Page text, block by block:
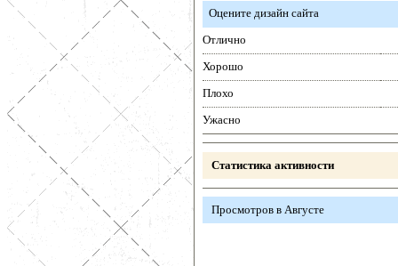
Оцените дизайн сайта
Отлично
Хорошо
Плохо
Ужасно
Статистика активности
Просмотров в Августе